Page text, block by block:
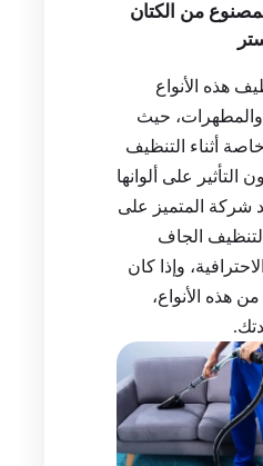
من الكتان
هذه الأنواع
والمطهرات، حيث
أثناء التنظيف
التأثير على ألوانها
شركة المتميز على
الجاف
وإذا كان
هذه الأنواع،